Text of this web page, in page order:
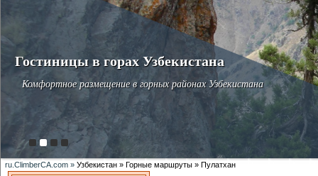
Гостиницы в горах Узбекистана
Комфортное размещение в горных районах Узбекистана
ru.ClimberCA.com » Узбекистан » Горные маршруты » Пулатхан